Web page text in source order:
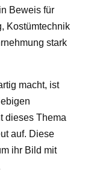
Beweis für
Kostümtechnik
stark
macht, ist
dieses Thema
auf. Diese
ihr Bild mit